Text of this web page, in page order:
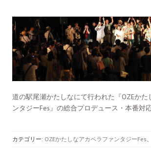
道の駅尾瀬かたしなにて行われた『OZEかた
ンタジーFes』の総合プロデュース・本番対
カテゴリー: OZEかたしなアカペラファンタジーFes、